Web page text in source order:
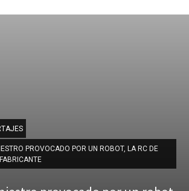
PROVOCADO POR UN ROBOT, LA RC DE